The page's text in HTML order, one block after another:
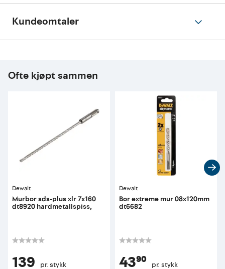
Kundeomtaler
Ofte kjøpt sammen
Dewalt
Murbor sds-plus xlr 7x160
dt8920 hardmetallspiss,
139 pr. stykk
Dewalt
Bor extreme mur 08x120mm
dt6682
43⁹⁰ pr. stykk